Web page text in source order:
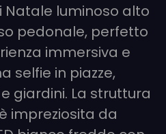
Natale luminoso alto
pedonale, perfetto
immersiva e
selfie in piazze,
giardini. La struttura
impreziosita da